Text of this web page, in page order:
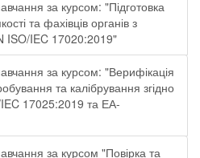
за курсом: "Підготовка
та фахівців органів з
ISO/IEC 17020:2019"
за курсом: "Верифікація
та калібрування згідно
17025:2019 та ЕА-
за курсом "Повірка та